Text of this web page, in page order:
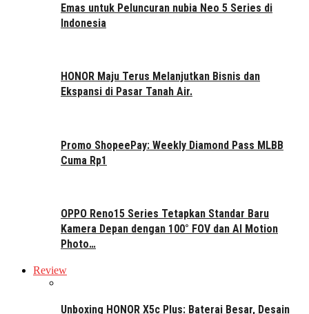
Emas untuk Peluncuran nubia Neo 5 Series di
Indonesia
HONOR Maju Terus Melanjutkan Bisnis dan
Ekspansi di Pasar Tanah Air.
Promo ShopeePay: Weekly Diamond Pass MLBB
Cuma Rp1
OPPO Reno15 Series Tetapkan Standar Baru
Kamera Depan dengan 100° FOV dan AI Motion
Photo…
Review
Unboxing HONOR X5c Plus: Baterai Besar, Desain